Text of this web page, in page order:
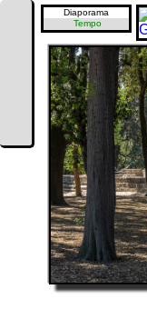
Diaporama
Tempo